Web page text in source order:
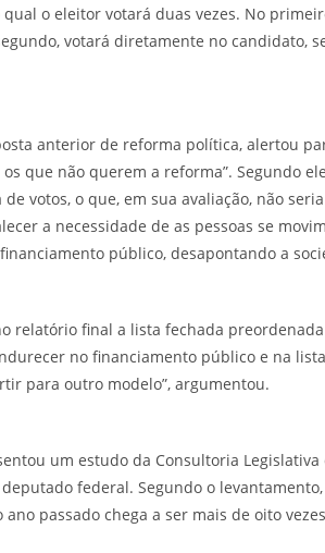
o eleitor votará duas vezes. No
votará diretamente no candidato,
anterior de reforma política, alertou
que não querem a reforma”. Segundo
votos, o que, em sua avaliação, não
a necessidade de as pessoas se
público, desapontando a
relatório final a lista fechada
no financiamento público e na
para outro modelo”, argumentou.
um estudo da Consultoria Legislativa
federal. Segundo o
passado chega a ser mais de oito